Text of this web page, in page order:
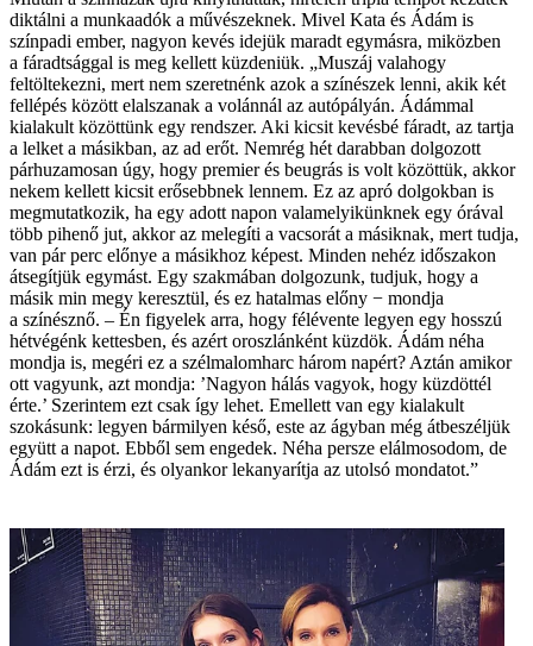
diktálni a munkaadók a művészeknek. Mivel Kata és Ádám is
színpadi ember, nagyon kevés idejük maradt egymásra, miközben
a fáradtsággal is meg kellett küzdeniük. „Muszáj valahogy
feltöltekezni, mert nem szeretnénk azok a színészek lenni, akik két
fellépés között elalszanak a volánnál az autópályán. Ádámmal
kialakult közöttünk egy rendszer. Aki kicsit kevésbé fáradt, az tartja
a lelket a másikban, az ad erőt. Nemrég hét darabban dolgozott
párhuzamosan úgy, hogy premier és beugrás is volt közöttük, akkor
nekem kellett kicsit erősebbnek lennem. Ez az apró dolgokban is
megmutatkozik, ha egy adott napon valamelyikünknek egy órával
több pihenő jut, akkor az melegíti a vacsorát a másiknak, mert tudja,
van pár perc előnye a másikhoz képest. Minden nehéz időszakon
átsegítjük egymást. Egy szakmában dolgozunk, tudjuk, hogy a
másik min megy keresztül, és ez hatalmas előny − mondja
a színésznő. – Én figyelek arra, hogy félévente legyen egy hosszú
hétvégénk kettesben, és azért oroszlánként küzdök. Ádám néha
mondja is, megéri ez a szélmalomharc három napért? Aztán amikor
ott vagyunk, azt mondja: ’Nagyon hálás vagyok, hogy küzdöttél
érte.’ Szerintem ezt csak így lehet. Emellett van egy kialakult
szokásunk: legyen bármilyen késő, este az ágyban még átbeszéljük
együtt a napot. Ebből sem engedek. Néha persze elálmosodom, de
Ádám ezt is érzi, és olyankor lekanyarítja az utolsó mondatot.”